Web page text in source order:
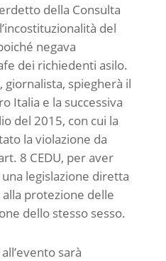
della Consulta
del
negava
dei richiedenti asilo.
, giornalista, spiegherà il
Italia e la successiva
del 2015, con cui la
la violazione da
8 CEDU, per aver
legislazione diretta
protezione delle
dello stesso sesso.
sarà